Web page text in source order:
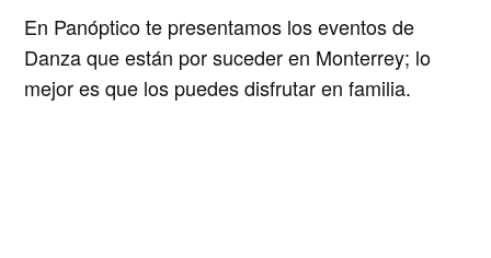
En Panóptico te presentamos los eventos de
Danza que están por suceder en Monterrey; lo
mejor es que los puedes disfrutar en familia.